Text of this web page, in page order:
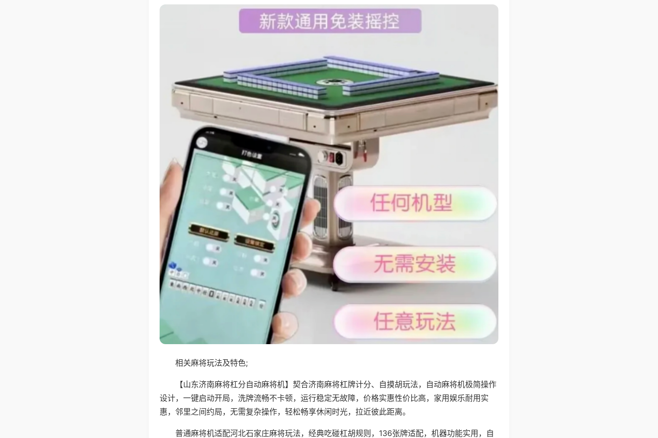
相关麻将玩法及特色;
【山东济南麻将杠分自动麻将机】契合济南麻将杠牌计分、自摸胡玩法，自动麻将机极简操作
设计，一键启动开局，洗牌流畅不卡顿，运行稳定无故障，价格实惠性价比高，家用娱乐耐用实
惠，邻里之间约局，无需复杂操作，轻松畅享休闲时光，拉近彼此距离。
普通麻将机适配河北石家庄麻将玩法，经典吃碰杠胡规则，136张牌适配，机器功能实用，自